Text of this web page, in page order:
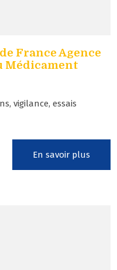
France Agence
Médicament
vigilance, essais
En savoir plus